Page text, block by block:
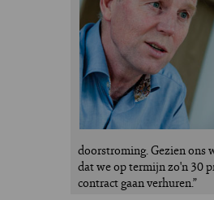
doorstroming. Gezien ons
dat we op termijn zo'n 30
contract gaan verhuren.”